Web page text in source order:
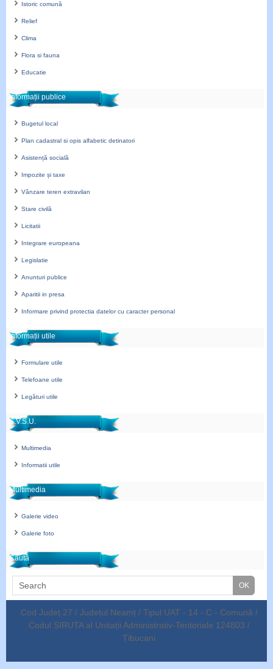
Istoric comună
Relief
Clima
Flora si fauna
Educatie
Informații publice
Bugetul local
Plan cadastral si opis alfabetic detinatori
Asistență socială
Impozite și taxe
Vânzare teren extravilan
Stare civilă
Licitatii
Integrare europeana
Legislatie
Anunturi publice
Aparitii in presa
Informare privind protectia datelor cu caracter personal
Informații utile
Formulare utile
Telefoane utile
Legături utile
S.V.S.U.
Multimedia
Informatii utile
Multimedia
Galerie video
Galerie foto
Caută
Cod Județ 27 / Județul Neamț / Tipul UAT - 14 - C - Comună /
Codul SIRUTA al Unitații Administrativ-Teritoriale 124803 /
Țibucani